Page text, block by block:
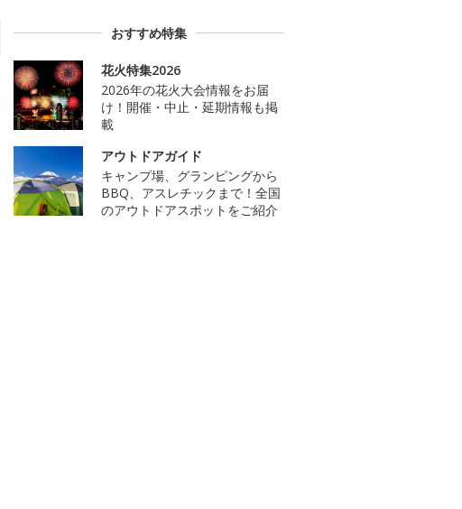
おすすめ特集
花火特集2026
2026年の花火大会情報をお届
け！開催・中止・延期情報も掲
載
アウトドアガイド
キャンプ場、グランピングから
BBQ、アスレチックまで！全国
のアウトドアスポットをご紹介